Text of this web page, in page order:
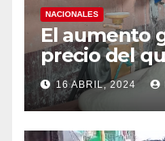
NACIONALES
El aumento
precio del
efectos a las
16 ABRIL, 2024